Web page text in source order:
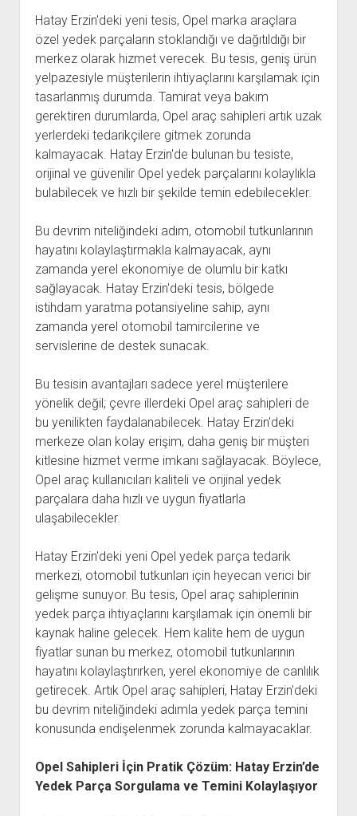
Hatay Erzin'deki yeni tesis, Opel marka araçlara
özel yedek parçaların stoklandığı ve dağıtıldığı bir
merkez olarak hizmet verecek. Bu tesis, geniş ürün
yelpazesiyle müşterilerin ihtiyaçlarını karşılamak için
tasarlanmış durumda. Tamirat veya bakım
gerektiren durumlarda, Opel araç sahipleri artık uzak
yerlerdeki tedarikçilere gitmek zorunda
kalmayacak. Hatay Erzin'de bulunan bu tesiste,
orijinal ve güvenilir Opel yedek parçalarını kolaylıkla
bulabilecek ve hızlı bir şekilde temin edebilecekler.
Bu devrim niteliğindeki adım, otomobil tutkunlarının
hayatını kolaylaştırmakla kalmayacak, aynı
zamanda yerel ekonomiye de olumlu bir katkı
sağlayacak. Hatay Erzin'deki tesis, bölgede
istihdam yaratma potansiyeline sahip, aynı
zamanda yerel otomobil tamircilerine ve
servislerine de destek sunacak.
Bu tesisin avantajları sadece yerel müşterilere
yönelik değil; çevre illerdeki Opel araç sahipleri de
bu yenilikten faydalanabilecek. Hatay Erzin'deki
merkeze olan kolay erişim, daha geniş bir müşteri
kitlesine hizmet verme imkanı sağlayacak. Böylece,
Opel araç kullanıcıları kaliteli ve orijinal yedek
parçalara daha hızlı ve uygun fiyatlarla
ulaşabilecekler.
Hatay Erzin'deki yeni Opel yedek parça tedarik
merkezi, otomobil tutkunları için heyecan verici bir
gelişme sunuyor. Bu tesis, Opel araç sahiplerinin
yedek parça ihtiyaçlarını karşılamak için önemli bir
kaynak haline gelecek. Hem kalite hem de uygun
fiyatlar sunan bu merkez, otomobil tutkunlarının
hayatını kolaylaştırırken, yerel ekonomiye de canlılık
getirecek. Artık Opel araç sahipleri, Hatay Erzin'deki
bu devrim niteliğindeki adımla yedek parça temini
konusunda endişelenmek zorunda kalmayacaklar.
Opel Sahipleri İçin Pratik Çözüm: Hatay Erzin’de
Yedek Parça Sorgulama ve Temini Kolaylaşıyor